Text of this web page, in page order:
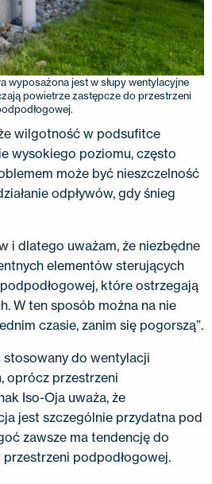
wyposażona jest w słupy wentylacyjne
powietrze zastępcze do przestrzeni
​​wilgotność w podsufitce
wysokiego poziomu, często
może być nieszczelność
odpływów, gdy śnieg
i dlatego uważam, że niezbędne
elementów sterujących
które ostrzegają
W ten sposób można na nie
czasie, zanim się pogorszą”.
stosowany do wentylacji
oprócz przestrzeni
Iso-Oja uważa, że
jest szczególnie przydatna pod
zawsze ma tendencję do
przestrzeni podpodłogowej.